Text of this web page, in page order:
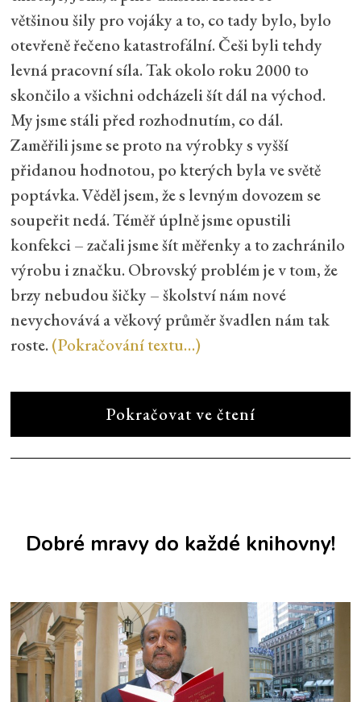
většinou šily pro vojáky a to, co tady bylo, bylo
otevřeně řečeno katastrofální. Češi byli tehdy
levná pracovní síla. Tak okolo roku 2000 to
skončilo a všichni odcházeli šít dál na východ.
My jsme stáli před rozhodnutím, co dál.
Zaměřili jsme se proto na výrobky s vyšší
přidanou hodnotou, po kterých byla ve světě
poptávka. Věděl jsem, že s levným dovozem se
soupeřit nedá. Téměř úplně jsme opustili
konfekci – začali jsme šít měřenky a to zachránilo
výrobu i značku. Obrovský problém je v tom, že
brzy nebudou šičky – školství nám nové
nevychovává a věkový průměr švadlen nám tak
roste. (Pokračování textu…)
Pokračovat ve čtení
Dobré mravy do každé knihovny!